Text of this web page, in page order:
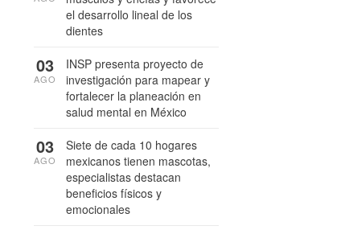
el desarrollo lineal de los
dientes
INSP presenta proyecto de
investigación para mapear y
fortalecer la planeación en
salud mental en México
03
AGO
Siete de cada 10 hogares
mexicanos tienen mascotas,
especialistas destacan
beneficios físicos y
emocionales
03
AGO